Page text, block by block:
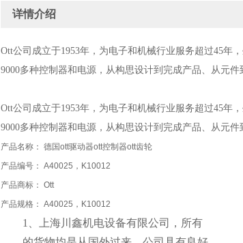
详情介绍
Ott公司成立于1953年，为电子和机械行业服务超过45年
9000多种控制器和电源，从构思设计到完成产品、从元
Ott公司成立于1953年，为电子和机械行业服务超过45年
9000多种控制器和电源，从构思设计到完成产品、从元
产品名称： 德国ott驱动器ott控制器ott齿轮
产品编号： A40025，K10012
产品商标： Ott
产品规格： A40025，K10012
1、 上海川鑫机电设备有限公司，所有